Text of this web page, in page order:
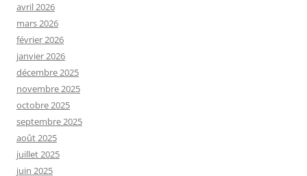
avril 2026
mars 2026
février 2026
janvier 2026
décembre 2025
novembre 2025
octobre 2025
septembre 2025
août 2025
juillet 2025
juin 2025